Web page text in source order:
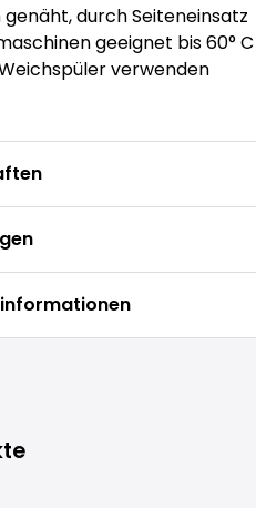
genäht, durch Seiteneinsatz
geeignet bis 60° C
verwenden